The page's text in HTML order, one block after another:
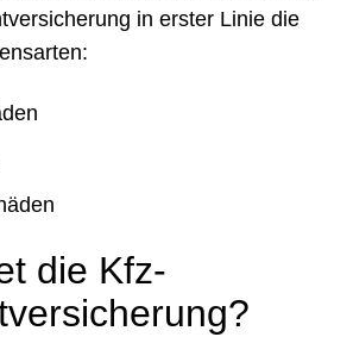
in erster Linie die
die Kfz-